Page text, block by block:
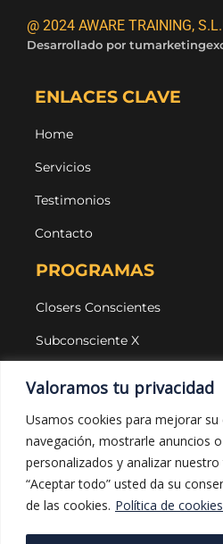
Valoramos tu privacidad
Usamos cookies para mejorar su
navegación, mostrarle anuncios
personalizados y analizar
“Aceptar todo” usted da su
de las cookies. Política de cookies
@ 2024 AWARE TRAINING,
Desarrollado por
ENLACES CLAVE
Home
Servicios
Testimonios
Contacto
PROGRAMAS
Closers Conscientes
Subconsciente X
LEGAL Y PROTECCIÓN
Aviso legal
Política de privacidad
Política de cookies